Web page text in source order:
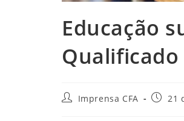
Educação
Qualificado
AutorImprensa CFA
Post21